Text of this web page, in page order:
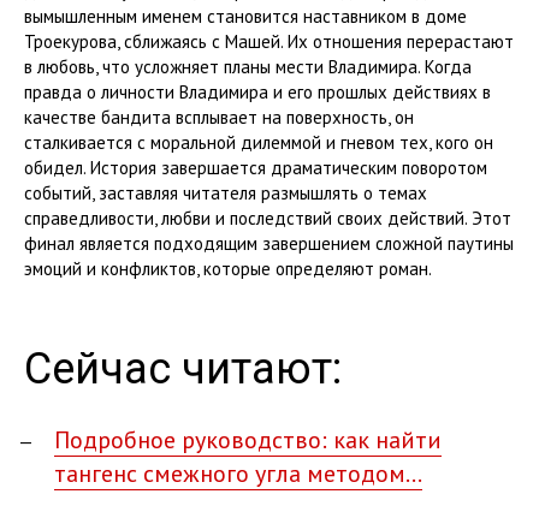
вымышленным именем становится наставником в доме
Троекурова, сближаясь с Машей. Их отношения перерастают
в любовь, что усложняет планы мести Владимира. Когда
правда о личности Владимира и его прошлых действиях в
качестве бандита всплывает на поверхность, он
сталкивается с моральной дилеммой и гневом тех, кого он
обидел. История завершается драматическим поворотом
событий, заставляя читателя размышлять о темах
справедливости, любви и последствий своих действий. Этот
финал является подходящим завершением сложной паутины
эмоций и конфликтов, которые определяют роман.
Сейчас читают:
Подробное руководство: как найти
тангенс смежного угла методом…